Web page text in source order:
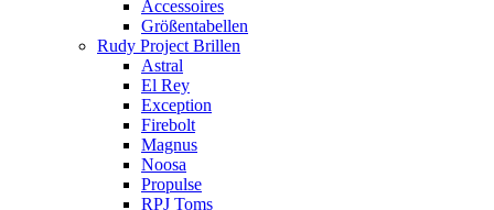
Accessoires
Größentabellen
Rudy Project Brillen
Astral
El Rey
Exception
Firebolt
Magnus
Noosa
Propulse
RPJ Toms